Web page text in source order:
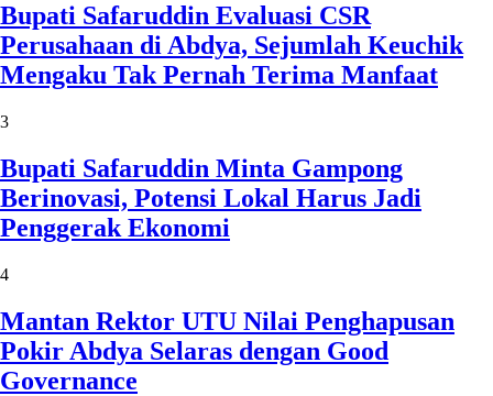
Bupati Safaruddin Evaluasi CSR
Perusahaan di Abdya, Sejumlah Keuchik
Mengaku Tak Pernah Terima Manfaat
3
Bupati Safaruddin Minta Gampong
Berinovasi, Potensi Lokal Harus Jadi
Penggerak Ekonomi
4
Mantan Rektor UTU Nilai Penghapusan
Pokir Abdya Selaras dengan Good
Governance